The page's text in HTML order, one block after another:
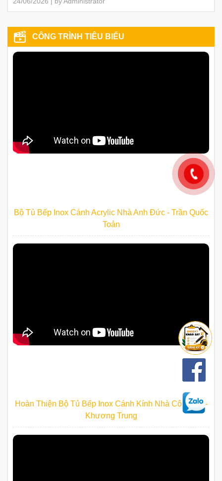
CÔNG TRÌNH TIÊU BIỂU
Bộ Tủ Bếp Inox Cánh Acrylic Nhà Anh Đức - Trần Quốc
Toản
Hoàn Thiện Bộ Tủ Bếp Inox Cánh Kính Nhà Cô Nhàn -
Khương Trung